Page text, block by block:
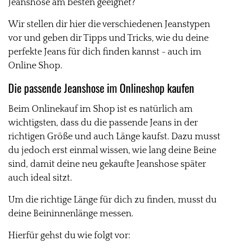
Jeanshose am besten geeignet?
Wir stellen dir hier die verschiedenen Jeanstypen
vor und geben dir Tipps und Tricks, wie du deine
perfekte Jeans für dich finden kannst - auch im
Online Shop.
Die passendeJeanshoseim Onlineshop kaufen
Beim Onlinekaufim Shop ist es natürlich am
wichtigsten, dass du die passende Jeans in der
richtigen Größe und auch Länge kaufst. Dazu musst
du jedoch erst einmal wissen, wie lang deine Beine
sind, damit deine neu gekaufte Jeanshose später
auch ideal sitzt.
Um die richtige Länge für dich zu finden, musst du
deine Beininnenlänge messen.
Hierfür gehst du wie folgt vor: